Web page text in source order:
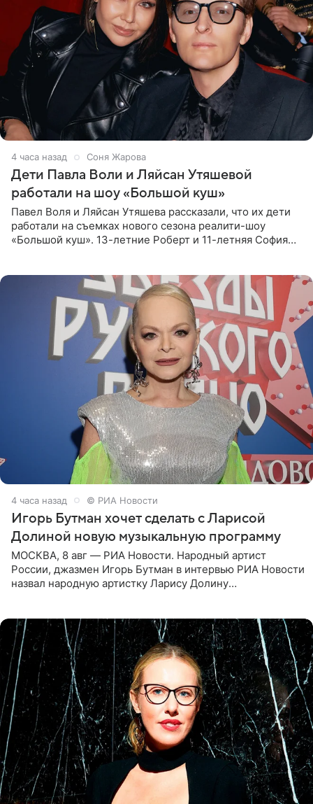
4 часа назад Соня Жарова
Дети Павла Воли и Ляйсан Утяшевой
работали на шоу «Большой куш»
Павел Воля и Ляйсан Утяшева рассказали, что их дети
работали на съемках нового сезона реалити-шоу
«Большой куш». 13-летние Роберт и 11-летняя София
4 часа назад © РИА Новости
Игорь Бутман хочет сделать с Ларисой
Долиной новую музыкальную программу
МОСКВА, 8 авг — РИА Новости. Народный артист
России, джазмен Игорь Бутман в интервью РИА Новости
назвал народную артистку Ларису Долину